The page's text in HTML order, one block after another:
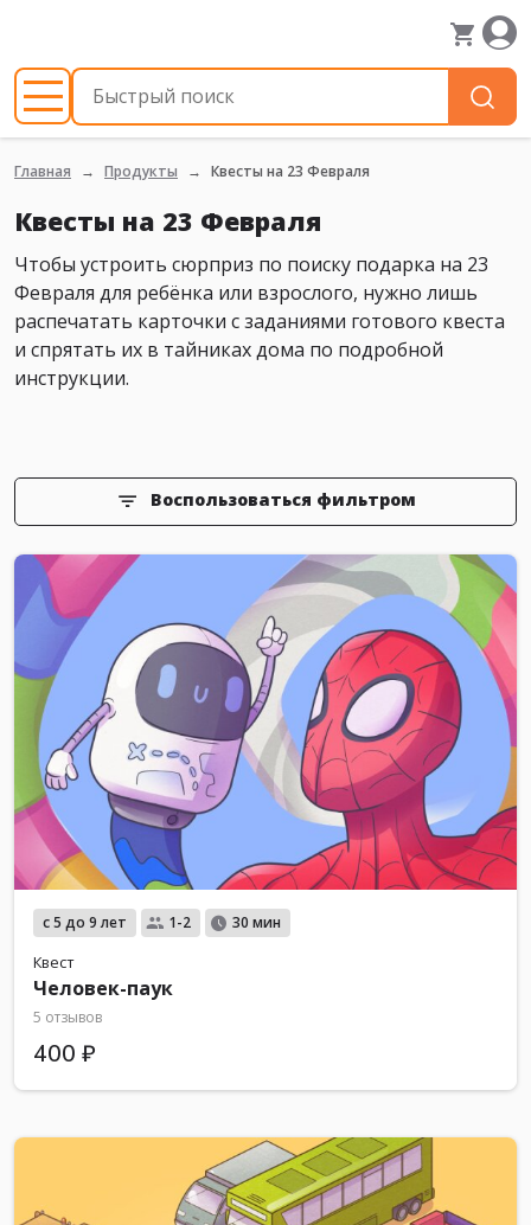
Главная Продукты Квесты на 23 Февраля
Квесты на 23 Февраля
Чтобы устроить сюрприз по поиску подарка на 23
Февраля для ребёнка или взрослого, нужно лишь
распечатать карточки с заданиями готового квеста
и спрятать их в тайниках дома по подробной
инструкции.
Воспользоваться фильтром
с 5 до 9 лет 1-2 30 мин
Квест
Человек-паук
5 отзывов
400 ₽